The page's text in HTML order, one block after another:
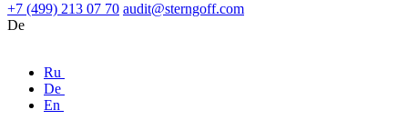
+7 (499) 213 07 70 audit@sterngoff.com
De
Ru
De
En